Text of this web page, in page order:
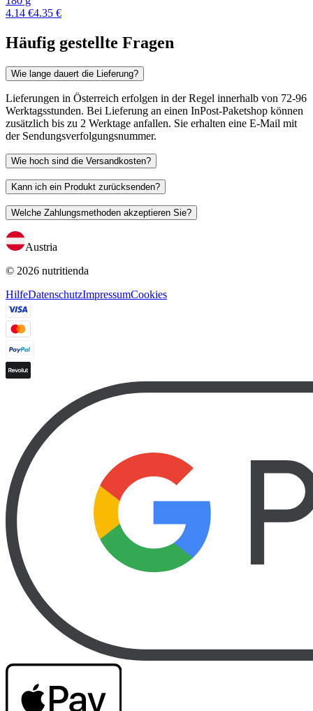
4.14 €4.35 €
Häufig gestellte Fragen
Wie lange dauert die Lieferung?
Lieferungen in Österreich erfolgen in der Regel innerhalb von 72-96
Werktagsstunden. Bei Lieferung an einen InPost-Paketshop können
zusätzlich bis zu 2 Werktage anfallen. Sie erhalten eine E-Mail mit
der Sendungsverfolgungsnummer.
Wie hoch sind die Versandkosten?
Kann ich ein Produkt zurücksenden?
Welche Zahlungsmethoden akzeptieren Sie?
Austria
© 2026 nutritienda
HilfeDatenschutzImpressumCookies